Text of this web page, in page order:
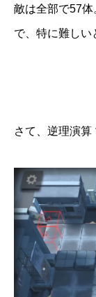
敵は全部で57
で、特に難しい
さて、逆理演算